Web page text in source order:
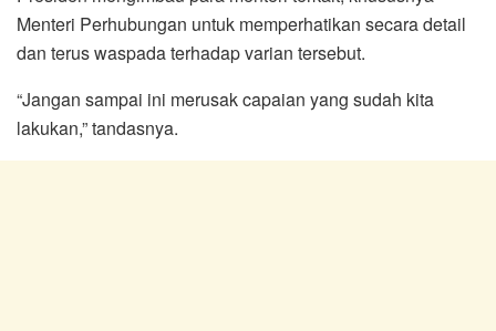
Menteri Perhubungan untuk memperhatikan secara detail
dan terus waspada terhadap varian tersebut.
“Jangan sampai ini merusak capaian yang sudah kita
lakukan,” tandasnya.